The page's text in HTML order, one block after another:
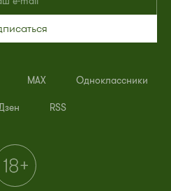
MAX Одноклассники
RSS